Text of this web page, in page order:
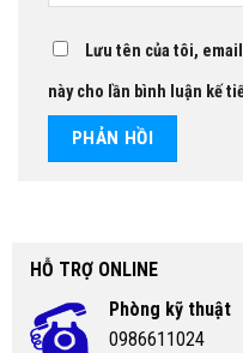
Lưu tên của tôi,
này cho lần bình luận kế
HỖ TRỢ ONLINE
Phòng kỹ thuật
0986611024